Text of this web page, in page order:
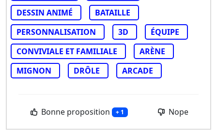
DESSIN ANIMÉ
BATAILLE
PERSONNALISATION
3D
ÉQUIPE
CONVIVIALE ET FAMILIALE
ARÈNE
MIGNON
DRÔLE ARCADE
Bonne proposition + 1 Nope